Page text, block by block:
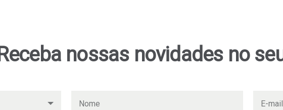
Receba nossas novidades no